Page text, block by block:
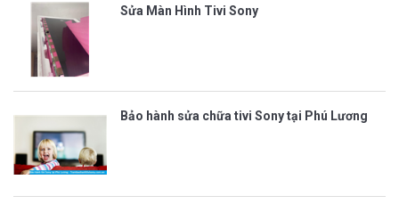
Sửa Màn Hình Tivi Sony
Bảo hành sửa chữa tivi Sony tại Phú Lương